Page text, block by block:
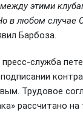
этими
в любом случае
Барбоза.
пресс-служба
Трудовое
рассчитано на